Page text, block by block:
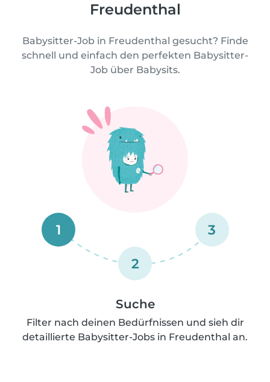
Freudenthal
Babysitter-Job in Freudenthal gesucht? Finde
schnell und einfach den perfekten Babysitter-
Job über Babysits.
1
2
3
Suche
Filter nach deinen Bedürfnissen und sieh dir
detaillierte Babysitter-Jobs in Freudenthal an.